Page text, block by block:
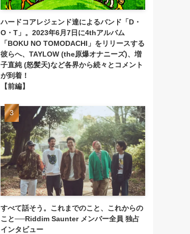
ハードコアレジェンド達によるバンド「D・
O・T」。2023年6月7日に4thアルバム
「BOKU NO TOMODACHI」をリリースする
彼らへ、TAYLOW (the原爆オナニーズ)、増
子直純 (怒髪天)など各界から続々とコメント
が到着！
【前編】
すべて話そう。これまでのこと、これからの
こと──Riddim Saunter メンバー全員 独占
インタビュー